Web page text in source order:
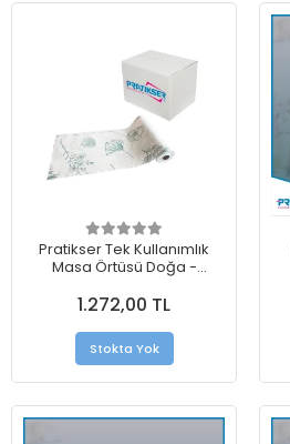
Pratikser Tek Kullanımlık
Masa Örtüsü Doğa -
1.272,00 TL
Stokta Yok